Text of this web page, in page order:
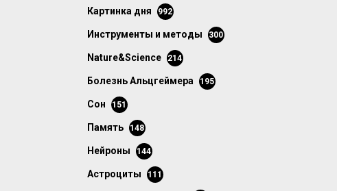
картинка дня 992
инструменты и методы 300
Nature&Science 214
болезнь Альцгеймера 195
сон 151
память 148
нейроны 144
астроциты 111